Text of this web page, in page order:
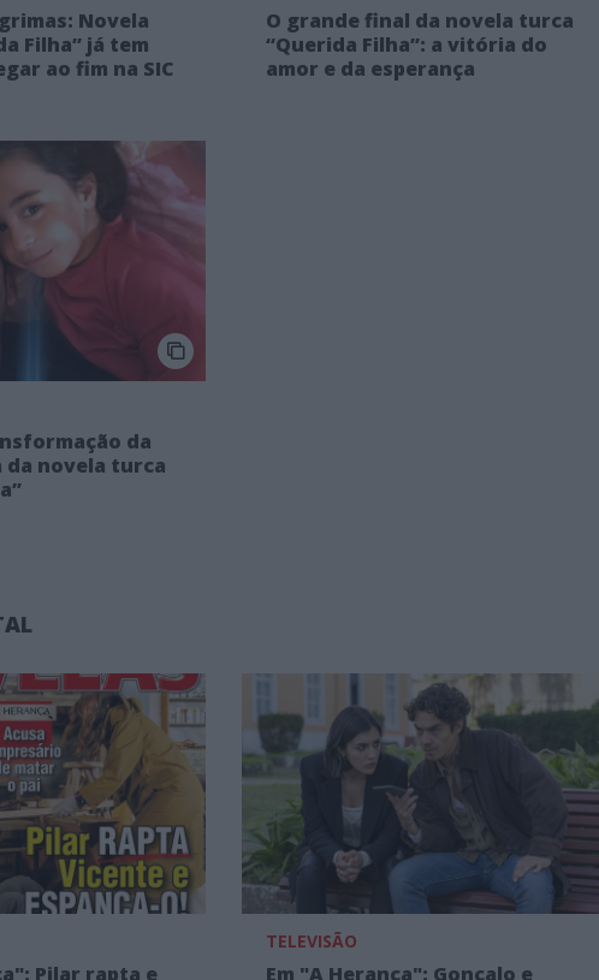
Novela
Filha” já tem
ao fim na SIC
O grande final da novela turca
“Querida Filha”: a vitória do
amor e da esperança
da
novela turca
Pilar rapta e
TELEVISÃO
Em "A Herança": Gonçalo e